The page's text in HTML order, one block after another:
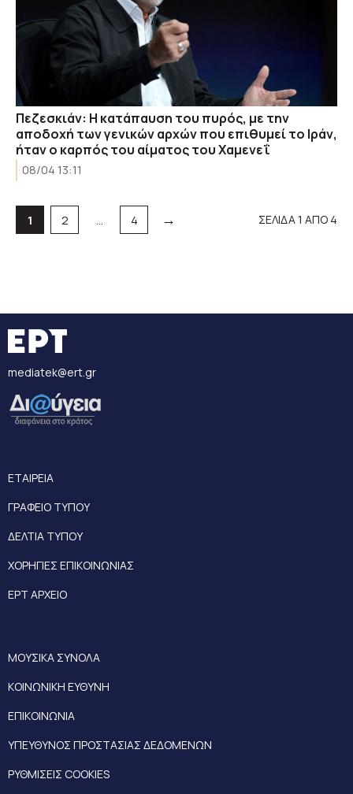
Πεζεσκιάν: Η κατάπαυση του πυρός, με την
αποδοχή των γενικών αρχών που επιθυμεί το Ιράν,
ήταν ο καρπός του αίματος του Χαμενεΐ
08/04 13:11
Σελίδα
1 Σελίδα
2 … Σελίδα
4 → ΣΕΛΙΔΑ 1 ΑΠΟ 4
mediatek@ert.gr
ΕΤΑΙΡΕΙΑ
ΓΡΑΦΕΙΟ ΤΥΠΟΥ
ΔΕΛΤΙΑ ΤΥΠΟΥ
ΧΟΡΗΓΙΕΣ ΕΠΙΚΟΙΝΩΝΙΑΣ
ΕΡΤ ΑΡΧΕΙΟ
ΜΟΥΣΙΚΑ ΣΥΝΟΛΑ
ΚΟΙΝΩΝΙΚΗ ΕΥΘΥΝΗ
ΕΠΙΚΟΙΝΩΝΙΑ
ΥΠΕΥΘΥΝΟΣ ΠΡΟΣΤΑΣΙΑΣ ΔΕΔΟΜΕΝΩΝ
ΡΥΘΜΙΣΕΙΣ COOKIES